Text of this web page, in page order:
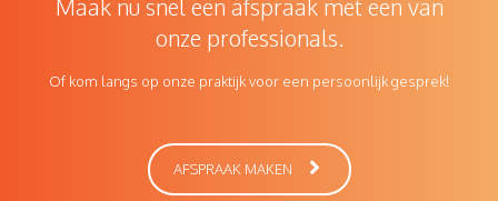
Maak nu snel een afspraak met een van
onze professionals.
Of kom langs op onze praktijk voor een persoonlijk gesprek!
AFSPRAAK MAKEN